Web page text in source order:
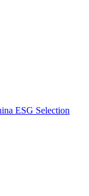
ESG Selection